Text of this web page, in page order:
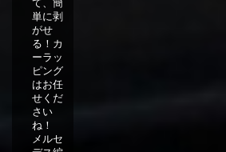
て、簡
単に剥
がせ
る！カ
ーラッ
ピング
はお任
せくだ
さい
ね！
メルセ